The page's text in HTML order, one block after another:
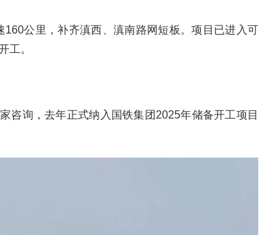
公里，补齐滇西、滇南路网短板。项目已进入可
工。
咨询，去年正式纳入国铁集团2025年储备开工项目